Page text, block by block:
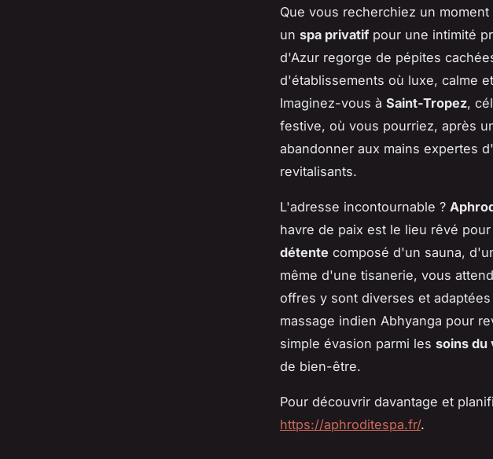
Que vous recherchiez un
un spa privatifpour une intimité
d'Azur regorge de pépites
d'établissements où luxe, calme
Imaginez-vous à Saint-Tropez,
festive, où vous pourriez, après
abandonner aux mains expertes
revitalisants.
L'adresse incontournable ?
havre de paix est le lieu rêvé
détente composé d'un sauna,
même d'une tisanerie, vous
offres y sont diverses et
massage indien Abhyanga pour
simple évasion parmi les soins du
de bien-être.
Pour découvrir davantage et
https://aphroditespa.fr/.